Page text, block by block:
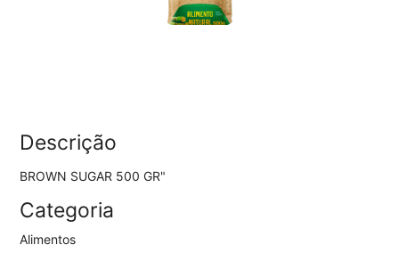
Descrição
BROWN SUGAR 500 GR"
Categoria
Alimentos